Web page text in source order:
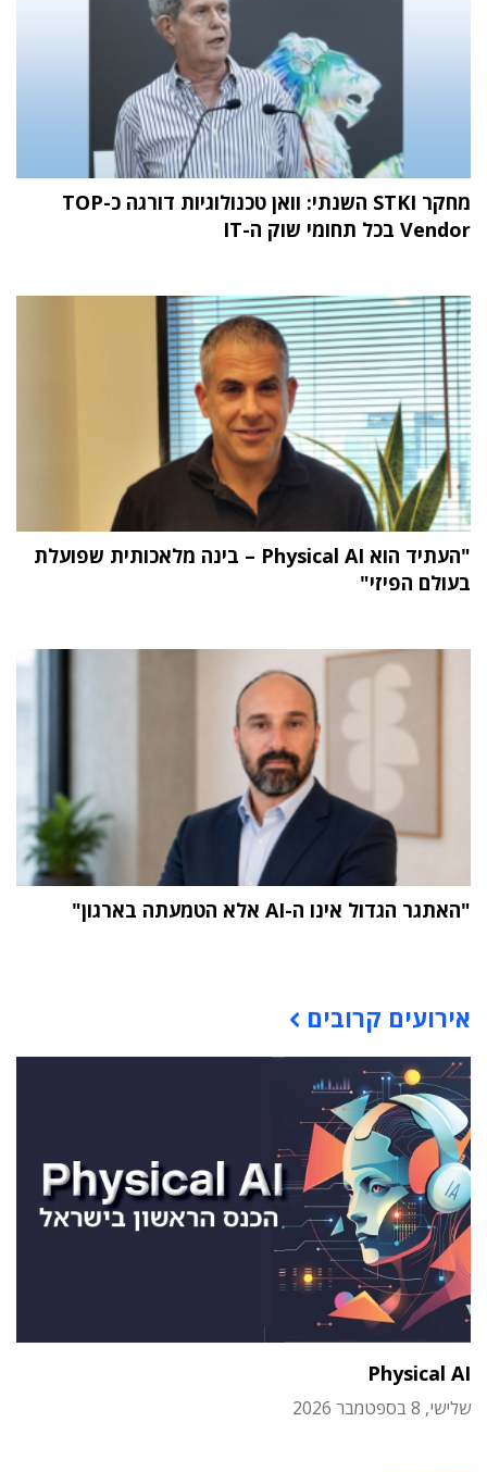
מחקר STKI השנתי: וואן טכנולוגיות דורגה כ-TOP
Vendor בכל תחומי שוק ה-IT
"העתיד הוא Physical AI – בינה מלאכותית שפועלת
בעולם הפיזי"
"האתגר הגדול אינו ה-AI אלא הטמעתה בארגון"
אירועים קרובים
Physical AI
שלישי, 8 בספטמבר 2026